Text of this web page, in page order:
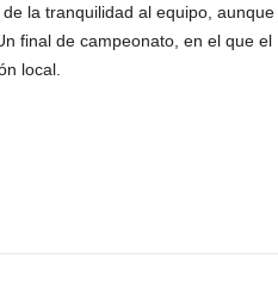
la tranquilidad al equipo, aunque
final de campeonato, en el que el
local.